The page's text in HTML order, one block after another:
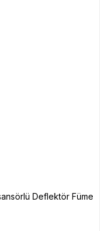
Deflektör Füme